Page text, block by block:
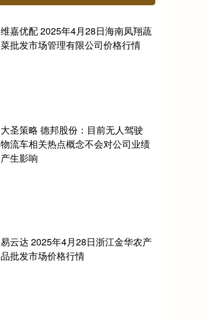
维嘉优配 2025年4月28日海南凤翔蔬
菜批发市场管理有限公司价格行情
大圣策略 德邦股份：目前无人驾驶
物流车相关热点概念不会对公司业绩
产生影响
易云达 2025年4月28日浙江金华农产
品批发市场价格行情